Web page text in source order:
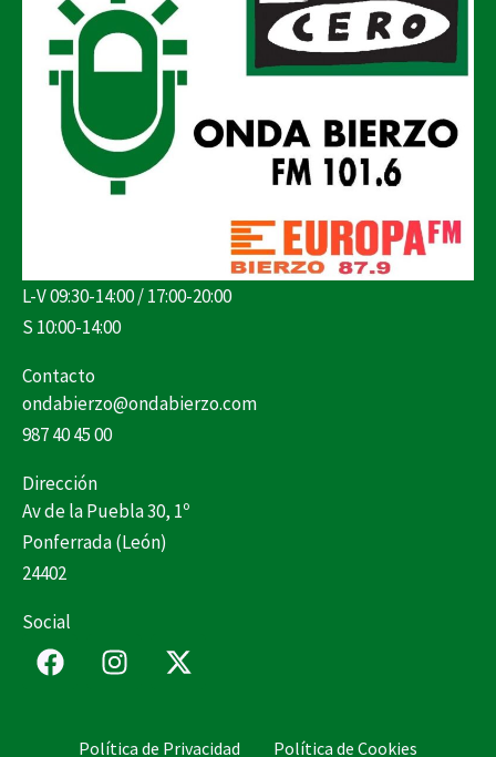
L-V 09:30-14:00 / 17:00-20:00
S 10:00-14:00
Contacto
ondabierzo@ondabierzo.com
987 40 45 00
Dirección
Av de la Puebla 30, 1º
Ponferrada (León)
24402
Social
F
a
I
n
X
-
Política de Privacidad Política de Cookies